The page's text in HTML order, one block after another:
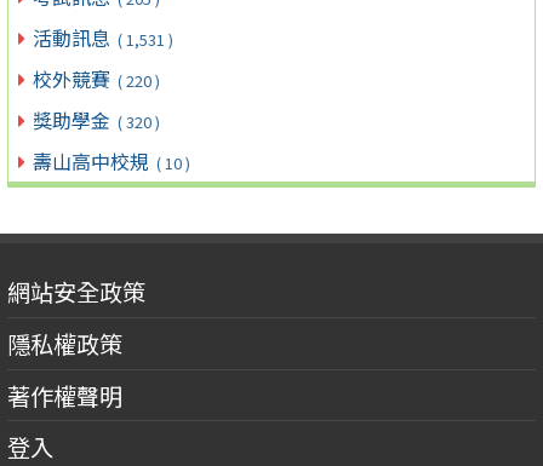
活動訊息 ( 1,531 )
校外競賽 ( 220 )
獎助學金 ( 320 )
壽山高中校規 ( 10 )
網站安全政策
隱私權政策
著作權聲明
登入